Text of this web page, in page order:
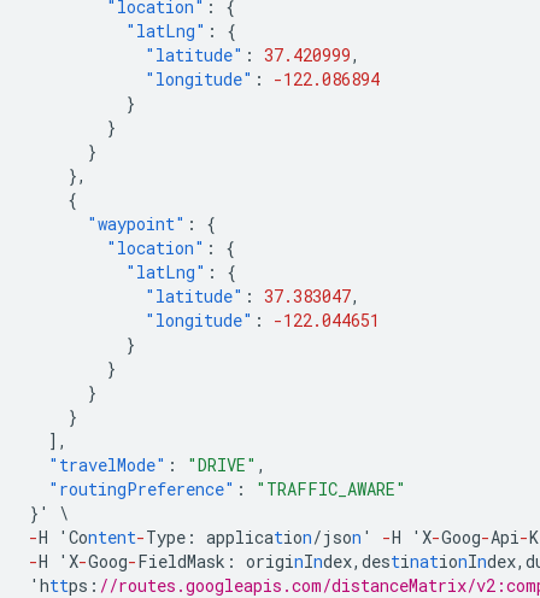
"location" :
{
"latLng" :
{
"latitude" : 37.420999,
"longitude" :
-122.086894
}
}
}
},
{
"waypoint" :
{
"location" :
{
"latLng" :
{
"latitude" : 37.383047,
"longitude" :
-122.044651
}
}
}
}
],
"travelMode" : "DRIVE" ,
"routingPreference" :
"TRAFFIC_AWARE"
} '
\
-H 'Content-Type : application/json ' -H 'X-Goog-Api-
-H 'X-Goog-FieldMask : originIndex, destinationIndex,
'https : //routes.googleapis.com/distanceMatrix/